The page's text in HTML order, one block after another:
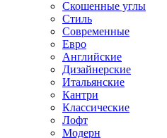
Скошенные углы
Стиль
Современные
Евро
Английские
Дизайнерские
Итальянские
Кантри
Классические
Лофт
Модерн